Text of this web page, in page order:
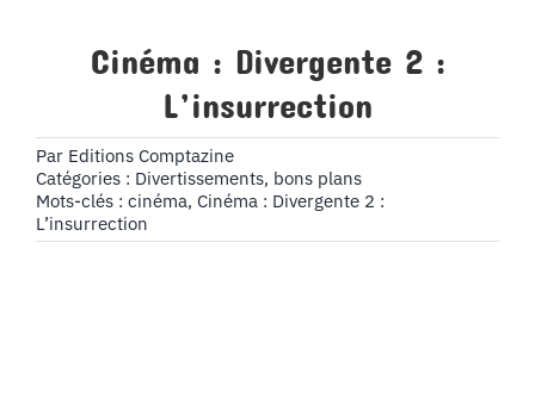
Cinéma : Divergente 2 :
L’insurrection
Par Editions Comptazine
Catégories : Divertissements, bons plans
Mots-clés : cinéma, Cinéma : Divergente 2 :
L’insurrection